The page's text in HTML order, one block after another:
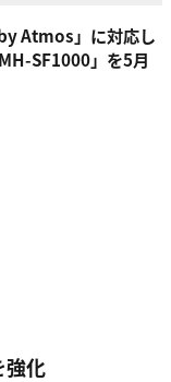
Atmos」に対応し
SF1000」を5月
強化